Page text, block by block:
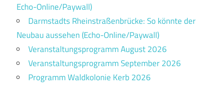
Echo-Online/Paywall)
Darmstadts Rheinstraßenbrücke: So könnte der
Neubau aussehen (Echo-Online/Paywall)
Veranstaltungsprogramm August 2026
Veranstaltungsprogramm September 2026
Programm Waldkolonie Kerb 2026